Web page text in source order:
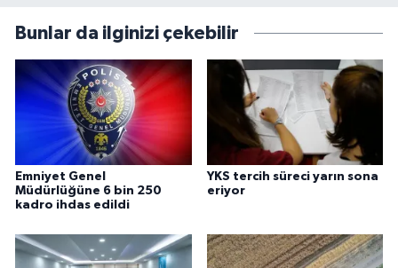
Bunlar da ilginizi çekebilir
Emniyet Genel
Müdürlüğüne 6 bin 250
kadro ihdas edildi
YKS tercih süreci yarın sona
eriyor